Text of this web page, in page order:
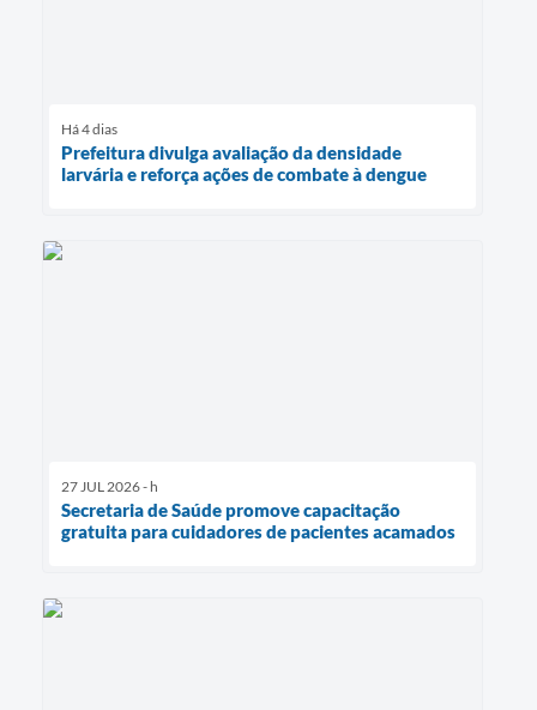
Há 4 dias
Prefeitura divulga avaliação da densidade
larvária e reforça ações de combate à dengue
27 JUL 2026 - h
Secretaria de Saúde promove capacitação
gratuita para cuidadores de pacientes acamados